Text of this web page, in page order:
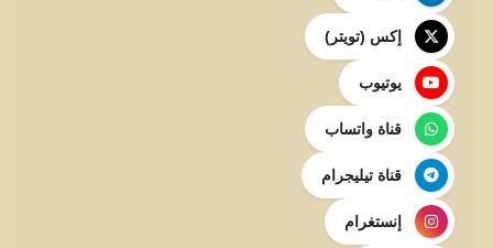
إكس (تويتر)
يوتيوب
قناة واتساب
قناة تيليجرام
إنستغرام